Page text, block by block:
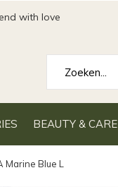
BEAUTY & CARE
with love
Blue L